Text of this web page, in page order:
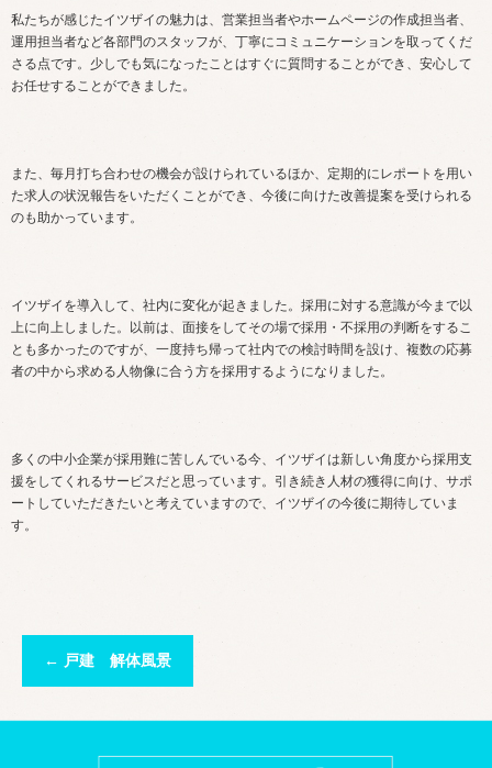
私たちが感じたイツザイの魅力は、営業担当者やホームページの作成担当者、
運用担当者など各部門のスタッフが、丁寧にコミュニケーションを取ってくだ
さる点です。少しでも気になったことはすぐに質問することができ、安心して
お任せすることができました。
また、毎月打ち合わせの機会が設けられているほか、定期的にレポートを用い
た求人の状況報告をいただくことができ、今後に向けた改善提案を受けられる
のも助かっています。
イツザイを導入して、社内に変化が起きました。採用に対する意識が今まで以
上に向上しました。以前は、面接をしてその場で採用・不採用の判断をするこ
とも多かったのですが、一度持ち帰って社内での検討時間を設け、複数の応募
者の中から求める人物像に合う方を採用するようになりました。
多くの中小企業が採用難に苦しんでいる今、イツザイは新しい角度から採用支
援をしてくれるサービスだと思っています。引き続き人材の獲得に向け、サポ
ートしていただきたいと考えていますので、イツザイの今後に期待していま
す。
← 戸建 解体風景